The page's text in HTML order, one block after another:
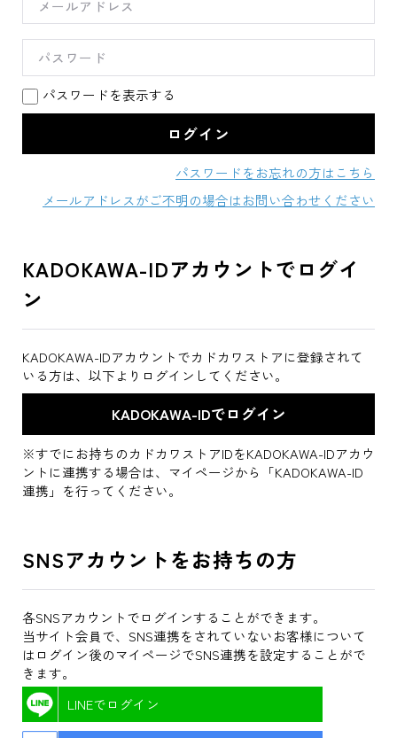
パスワードを表示する
パスワードをお忘れの方はこちら
メールアドレスがご不明の場合はお問い合わせください
KADOKAWA-IDアカウントでログイ
ン
KADOKAWA-IDアカウントでカドカワストアに登録されて
いる方は、以下よりログインしてください。
※すでにお持ちのカドカワストアIDをKADOKAWA-IDアカウ
ントに連携する場合は、マイページから「KADOKAWA-ID
連携」を行ってください。
SNSアカウントをお持ちの方
各SNSアカウントでログインすることができます。
当サイト会員で、SNS連携をされていないお客様について
はログイン後のマイページでSNS連携を設定することがで
きます。
LINEでログイン